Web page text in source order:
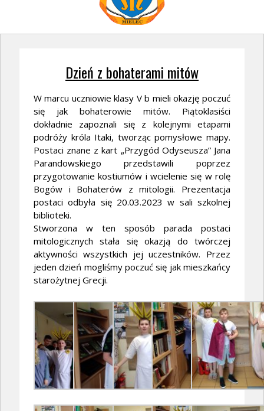
Dzień z bohaterami mitów
W marcu uczniowie klasy V b mieli okazję poczuć
się jak bohaterowie mitów. Piątoklasiści
dokładnie zapoznali się z kolejnymi etapami
podróży króla Itaki, tworząc pomysłowe mapy.
Postaci znane z kart „Przygód Odyseusza” Jana
Parandowskiego przedstawili poprzez
przygotowanie kostiumów i wcielenie się w rolę
Bogów i Bohaterów z mitologii. Prezentacja
postaci odbyła się 20.03.2023 w sali szkolnej
biblioteki.
Stworzona w ten sposób parada postaci
mitologicznych stała się okazją do twórczej
aktywności wszystkich jej uczestników. Przez
jeden dzień mogliśmy poczuć się jak mieszkańcy
starożytnej Grecji.